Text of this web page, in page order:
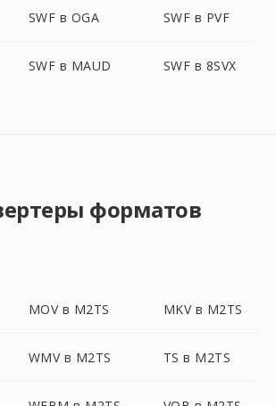
SWF в OGA SWF в PVF
SWF в MAUD SWF в 8SVX
форматов
MOV в M2TS MKV в M2TS
WMV в M2TS TS в M2TS